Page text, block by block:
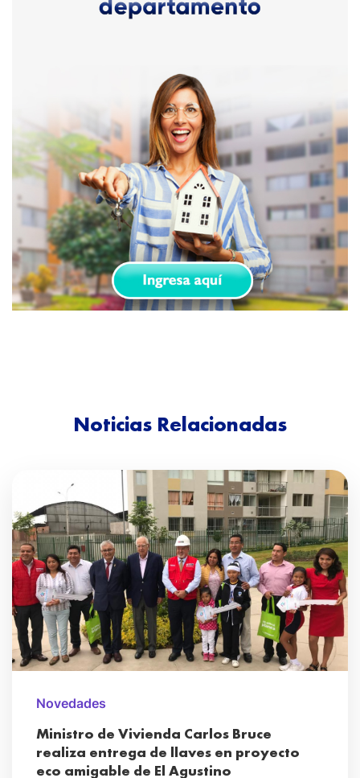
Noticias Relacionadas
Novedades
Ministro de Vivienda Carlos Bruce
realiza entrega de llaves en proyecto
eco amigable de El Agustino